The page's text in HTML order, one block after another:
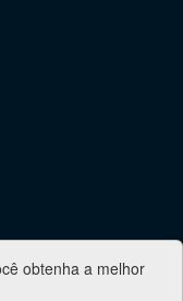
obtenha a melhor